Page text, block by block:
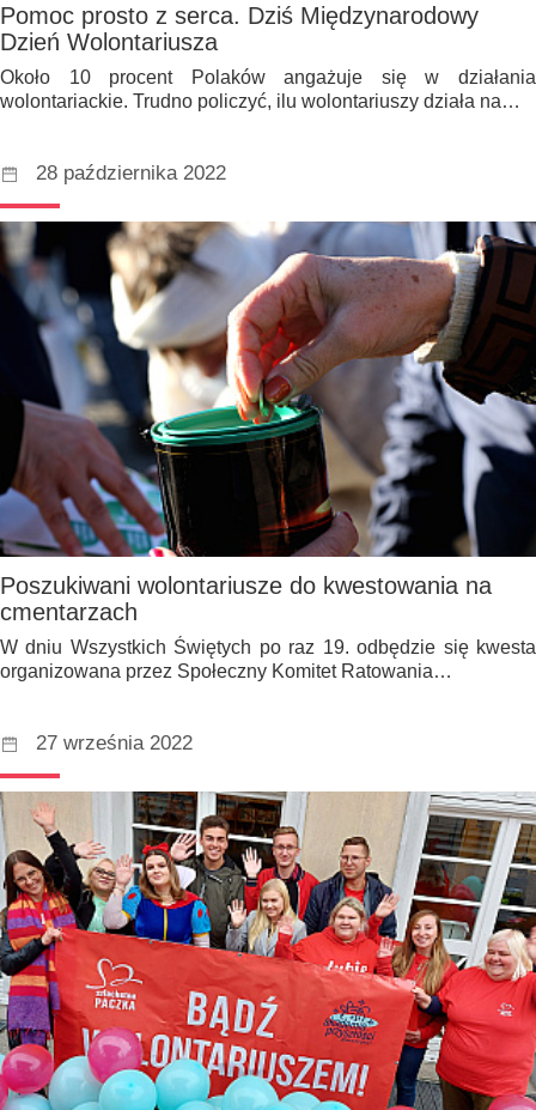
Pomoc prosto z serca. Dziś Międzynarodowy
Dzień Wolontariusza
Około 10 procent Polaków angażuje się w działania
wolontariackie. Trudno policzyć, ilu wolontariuszy działa na…
28 października 2022
Poszukiwani wolontariusze do kwestowania na
cmentarzach
W dniu Wszystkich Świętych po raz 19. odbędzie się kwesta
organizowana przez Społeczny Komitet Ratowania…
27 września 2022